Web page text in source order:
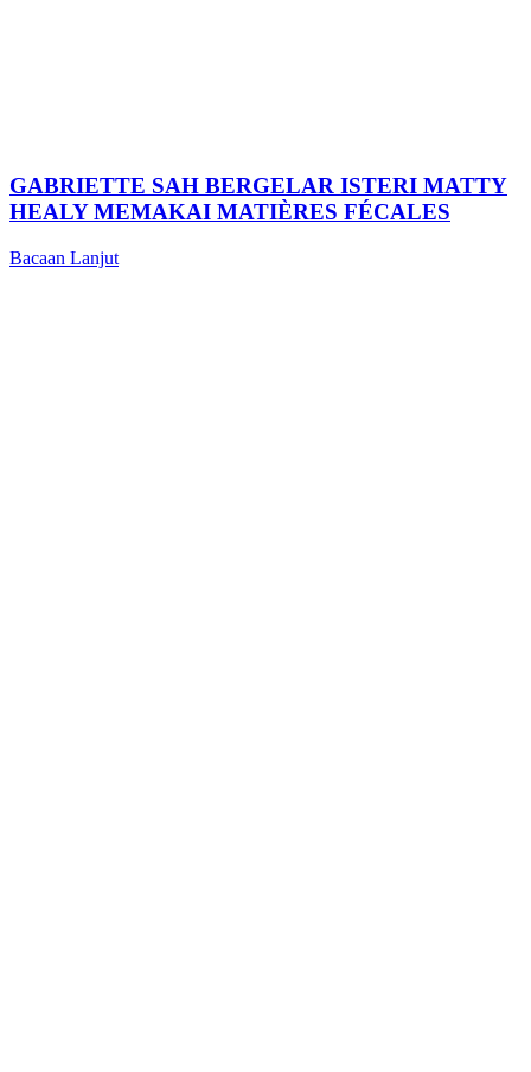
GABRIETTE SAH BERGELAR ISTERI MATTY
HEALY MEMAKAI MATIÈRES FÉCALES
Bacaan Lanjut